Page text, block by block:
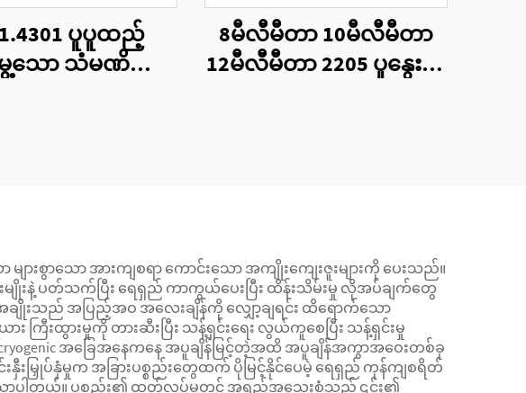
1.4301 ပူပူထည့်
ေ့သော သံမဏိဘား
8မီလီမီတာ 10မီလီမီတာ
12မီလီမီတာ 2205 ပူနွေးစွာ
စွာသော အားကျစရာ ကောင်းသော အကျိုးကျေးဇူးများကို ပေးသည်။
မျိုးနဲ့ ပတ်သက်ပြီး ရေရှည် ကာကွယ်ပေးပြီး ထိန်းသိမ်းမှု လိုအပ်ချက်တွေ
ချိုးသည် အပြည့်အဝ အလေးချိန်ကို လျှော့ချရင်း ထိရောက်သော
ြီးထွားမှုကို တားဆီးပြီး သန့်ရှင်းရေး လွယ်ကူစေပြီး သန့်ရှင်းမှု
အခြေအနေကနေ အပူချိန်မြင့်တဲ့အထိ အပူချိန်အကွာအဝေးတစ်ခု
းမြှုပ်နှံမှုက အခြားပစ္စည်းတွေထက် ပိုမြင့်နိုင်ပေမဲ့ ရေရှည် ကုန်ကျစရိတ်
ာပါတယ်။ ပစ္စည်း၏ ထုတ်လုပ်မှုတွင် အရည်အသွေးစုံသည် ၎င်း၏